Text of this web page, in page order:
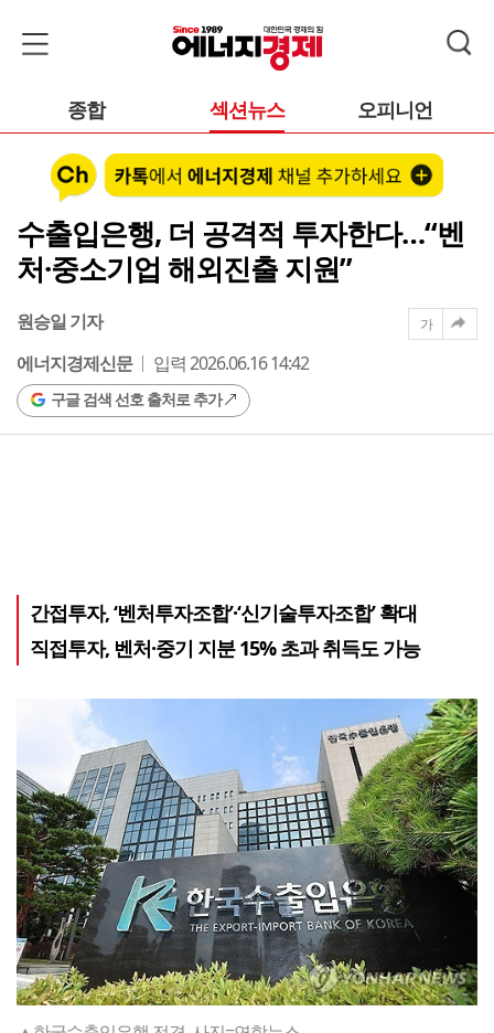
종합 섹션뉴스 오피니언
수출입은행, 더 공격적 투자한다…“벤
처·중소기업 해외진출 지원”
원승일 기자
에너지경제신문
입력 2026.06.16 14:42
구글 검색 선호 출처로 추가
가
간접투자, ‘벤처투자조합’·‘신기술투자조합’ 확대
직접투자, 벤처·중기 지분 15% 초과 취득도 가능